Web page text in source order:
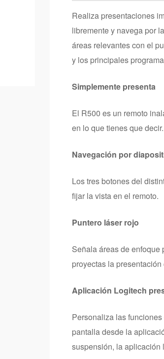
Realiza presentaciones
libremente y navega por
áreas relevantes con el
y los principales
Simplemente presenta
El R500 es un remoto
en lo que tienes que decir.
Navegación por
Los tres botones del
fijar la vista en el remoto.
Puntero láser rojo
Señala áreas de enfoque
proyectas la
Aplicación Logitech
Personaliza las
pantalla desde la
suspensión, la aplicación